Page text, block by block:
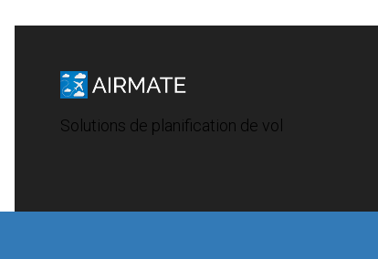
Solutions de planification de vol